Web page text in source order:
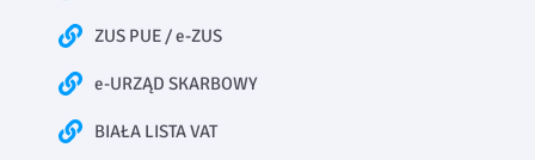
ZUS PUE / e-ZUS
e-URZĄD SKARBOWY
BIAŁA LISTA VAT